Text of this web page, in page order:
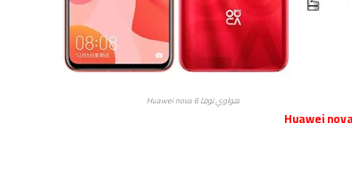
هواوي نوفا Huawei nova 6